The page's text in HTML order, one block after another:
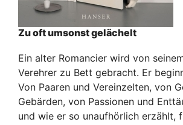
Zu oft umsonst gelächelt
Ein alter Romancier wird von
Verehrer zu Bett gebracht. Er
Von Paaren und Vereinzelten, von
Gebärden, von Passionen und
und wie er so unaufhörlich erzählt,